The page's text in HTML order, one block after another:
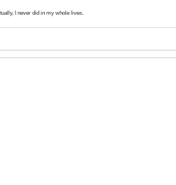
I never did in my whole lives.